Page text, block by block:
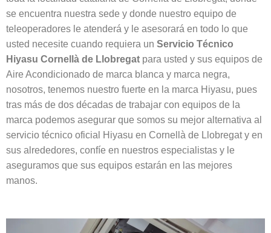
se encuentra nuestra sede y donde nuestro equipo de
teleoperadores le atenderá y le asesorará en todo lo que
usted necesite cuando requiera un Servicio Técnico
Hiyasu Cornellà de Llobregat para usted y sus equipos de
Aire Acondicionado de marca blanca y marca negra,
nosotros, tenemos nuestro fuerte en la marca Hiyasu, pues
tras más de dos décadas de trabajar con equipos de la
marca podemos asegurar que somos su mejor alternativa al
servicio técnico oficial Hiyasu en Cornellà de Llobregat y en
sus alrededores, confíe en nuestros especialistas y le
aseguramos que sus equipos estarán en las mejores
manos.